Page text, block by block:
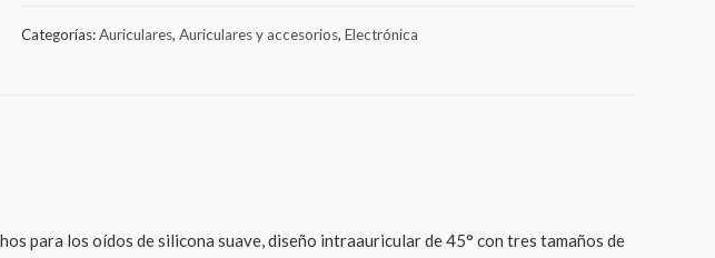
Categorías:Auriculares, Auriculares y accesorios, Electrónica
para los oídos de silicona suave, diseño intraauricular de 45° con tres tamaños de